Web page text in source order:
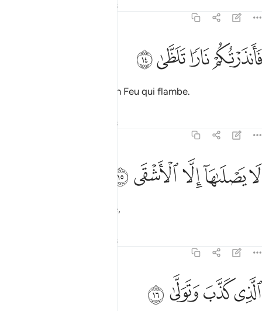
Réflexions
فانذرتكم نارا تلظى ١٤
فَأَنذَرْتُكُمْ نَارًۭا تَلَظَّىٰ ١٤
ﱔﱕﱖﱗ
Je vous ai donc avertis d’un Feu qui flambe.
Réflexions
لا يصلاها الا الاشقى ١٥
لَا يَصْلَىٰهَآ إِلَّا ٱلْأَشْقَى ١٥
ﱘﱙﱚﱛﱜ
où ne brûlera que le damné,
Réflexions
الذي كذب وتولى ١٦
ٱلَّذِى كَذَّبَ وَتَوَلَّىٰ ١٦
ﱝﱞﱟﱠ